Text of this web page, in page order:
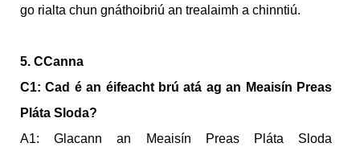
go rialta chun gnáthoibriú an trealaimh a chinntiú.
5. CCanna
C1: Cad é an éifeacht brú atá ag an Meaisín Preas
Pláta Sloda?
A1: Glacann an Meaisín Preas Pláta Sloda